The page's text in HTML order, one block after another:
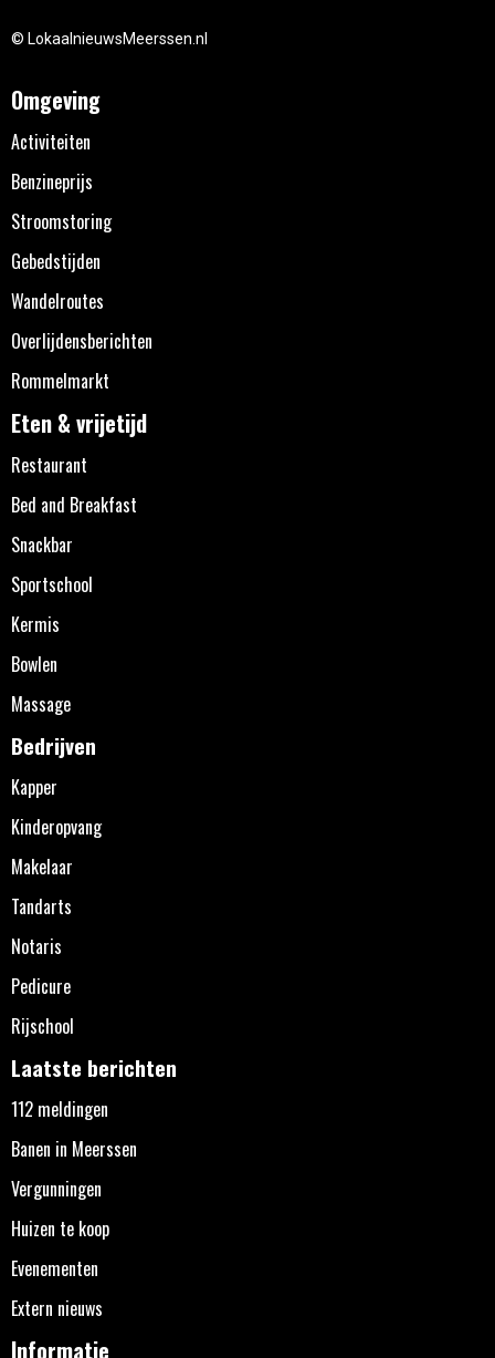
© LokaalnieuwsMeerssen.nl
Omgeving
Activiteiten
Benzineprijs
Stroomstoring
Gebedstijden
Wandelroutes
Overlijdensberichten
Rommelmarkt
Eten & vrijetijd
Restaurant
Bed and Breakfast
Snackbar
Sportschool
Kermis
Bowlen
Massage
Bedrijven
Kapper
Kinderopvang
Makelaar
Tandarts
Notaris
Pedicure
Rijschool
Laatste berichten
112 meldingen
Banen in Meerssen
Vergunningen
Huizen te koop
Evenementen
Extern nieuws
Informatie